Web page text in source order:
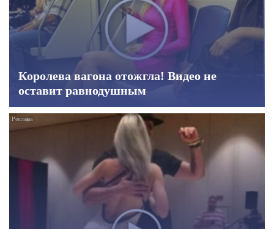
Королева вагона отожгла! Видео не
оставит равнодушным